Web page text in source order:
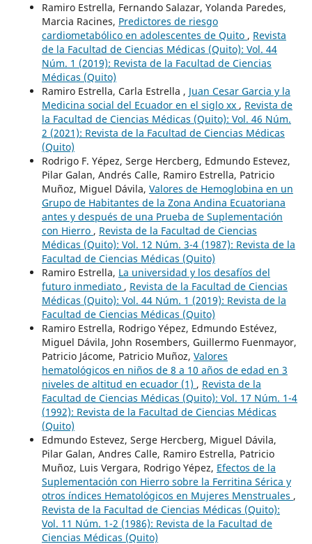
Ramiro Estrella, Fernando Salazar, Yolanda Paredes,
Marcia Racines, Predictores de riesgo
cardiometabólico en adolescentes de Quito , Revista
de la Facultad de Ciencias Médicas (Quito): Vol. 44
Núm. 1 (2019): Revista de la Facultad de Ciencias
Médicas (Quito)
Ramiro Estrella, Carla Estrella , Juan Cesar Garcia y la
Medicina social del Ecuador en el siglo xx , Revista de
la Facultad de Ciencias Médicas (Quito): Vol. 46 Núm.
2 (2021): Revista de la Facultad de Ciencias Médicas
(Quito)
Rodrigo F. Yépez, Serge Hercberg, Edmundo Estevez,
Pilar Galan, Andrés Calle, Ramiro Estrella, Patricio
Muñoz, Miguel Dávila, Valores de Hemoglobina en un
Grupo de Habitantes de la Zona Andina Ecuatoriana
antes y después de una Prueba de Suplementación
con Hierro , Revista de la Facultad de Ciencias
Médicas (Quito): Vol. 12 Núm. 3-4 (1987): Revista de la
Facultad de Ciencias Médicas (Quito)
Ramiro Estrella, La universidad y los desafíos del
futuro inmediato , Revista de la Facultad de Ciencias
Médicas (Quito): Vol. 44 Núm. 1 (2019): Revista de la
Facultad de Ciencias Médicas (Quito)
Ramiro Estrella, Rodrigo Yépez, Edmundo Estévez,
Miguel Dávila, John Rosembers, Guillermo Fuenmayor,
Patricio Jácome, Patricio Muñoz, Valores
hematológicos en niños de 8 a 10 años de edad en 3
niveles de altitud en ecuador (1) , Revista de la
Facultad de Ciencias Médicas (Quito): Vol. 17 Núm. 1-4
(1992): Revista de la Facultad de Ciencias Médicas
(Quito)
Edmundo Estevez, Serge Hercberg, Miguel Dávila,
Pilar Galan, Andres Calle, Ramiro Estrella, Patricio
Muñoz, Luis Vergara, Rodrigo Yépez, Efectos de la
Suplementación con Hierro sobre la Ferritina Sérica y
otros índices Hematológicos en Mujeres Menstruales ,
Revista de la Facultad de Ciencias Médicas (Quito):
Vol. 11 Núm. 1-2 (1986): Revista de la Facultad de
Ciencias Médicas (Quito)